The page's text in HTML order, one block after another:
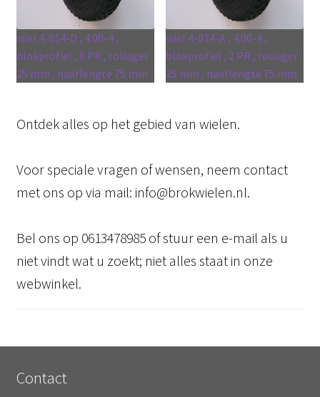
wiel 4-014-D , 4.00-4 ,
blokprofiel , 6 PR , rollager
25 mm , naaflengte 75 mm
wiel 4-014-A , 4.00-4 ,
blokprofiel , 2 PR , rollager
25 mm , naaflengte 75 mm
Ontdek alles op het gebied van wielen.
Voor speciale vragen of wensen, neem contact
met ons op via mail: info@brokwielen.nl.
Bel ons op 0613478985 of stuur een e-mail als u
niet vindt wat u zoekt; niet alles staat in onze
webwinkel.
Contact